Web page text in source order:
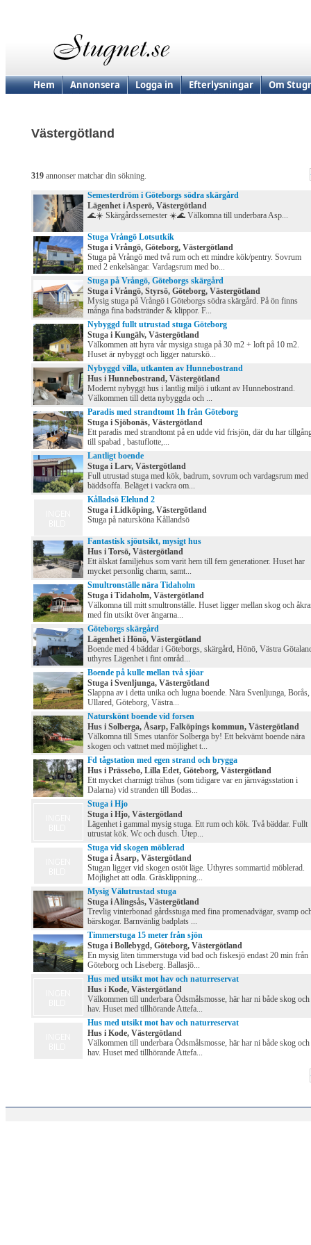
Hem Annonsera Logga in Efterlysningar Om
Västergötland
319 annonser matchar din sökning.
Semesterdröm i Göteborgs södra skärgård
Lägenhet i Asperö, Västergötland
🌊☀️ Skärgårdssemester ☀️🌊 Välkomna till underbara Asp...
Stuga Vrångö Lotsutkik
Stuga i Vrångö, Göteborg, Västergötland
Stuga på Vrångö med två rum och ett mindre kök/pentry. Sovrum
med 2 enkelsängar. Vardagsrum med bo...
Stuga på Vrångö, Göteborgs skärgård
Stuga i Vrångö, Styrsö, Göteborg, Västergötland
Mysig stuga på Vrångö i Göteborgs södra skärgård. På ön finns
många fina badstränder & klippor. F...
Nybyggd fullt utrustad stuga Göteborg
Stuga i Kungälv, Västergötland
Välkommen att hyra vår mysiga stuga på 30 m2 + loft på 10 m2.
Huset är nybyggt och ligger naturskö...
Nybyggd villa, utkanten av Hunnebostrand
Hus i Hunnebostrand, Västergötland
Modernt nybyggt hus i lantlig miljö i utkant av Hunnebostrand.
Välkommen till detta nybyggda och ...
Paradis med strandtomt 1h från Göteborg
Stuga i Sjöbonäs, Västergötland
Ett paradis med strandtomt på en udde vid frisjön, där du har
till spabad , bastuflotte,...
Lantligt boende
Stuga i Larv, Västergötland
Full utrustad stuga med kök, badrum, sovrum och vardagsrum med
bäddsoffa. Beläget i vackra om...
Kålladsö Elelund 2
Stuga i Lidköping, Västergötland
Stuga på natursköna Kållandsö
Fantastisk sjöutsikt, mysigt hus
Hus i Torsö, Västergötland
Ett älskat familjehus som varit hem till fem generationer. Huset har
mycket personlig charm, samt...
Smultronställe nära Tidaholm
Stuga i Tidaholm, Västergötland
Välkomna till mitt smultronställe. Huset ligger mellan skog och
med fin utsikt över ängarna...
Göteborgs skärgård
Lägenhet i Hönö, Västergötland
Boende med 4 bäddar i Göteborgs, skärgård, Hönö, Västra
uthyres Lägenhet i fint områd...
Boende på kulle mellan två sjöar
Stuga i Svenljunga, Västergötland
Slappna av i detta unika och lugna boende. Nära Svenljunga, Borås,
Ullared, Göteborg, Västra...
Naturskönt boende vid forsen
Hus i Solberga, Åsarp, Falköpings kommun, Västergötland
Välkomna till Smes utanför Solberga by! Ett bekvämt boende nära
skogen och vattnet med möjlighet t...
Fd tågstation med egen strand och brygga
Hus i Prässebo, Lilla Edet, Göteborg, Västergötland
Ett mycket charmigt trähus (som tidigare var en järnvägsstation i
Dalarna) vid stranden till Bodas...
Stuga i Hjo
Stuga i Hjo, Västergötland
Lägenhet i gammal mysig stuga. Ett rum och kök. Två bäddar. Fullt
utrustat kök. Wc och dusch. Utep...
Stuga vid skogen möblerad
Stuga i Åsarp, Västergötland
Stugan ligger vid skogen ostöt läge. Uthyres sommartid möblerad.
Möjlighet att odla. Gräsklippning...
Mysig Välutrustad stuga
Stuga i Alingsås, Västergötland
Trevlig vinterbonad gårdsstuga med fina promenadvägar, svamp
bärskogar. Barnvänlig badplats ...
Timmerstuga 15 meter från sjön
Stuga i Bollebygd, Göteborg, Västergötland
En mysig liten timmerstuga vid bad och fiskesjö endast 20 min från
Göteborg och Liseberg. Ballasjö...
Hus med utsikt mot hav och naturreservat
Hus i Kode, Västergötland
Välkommen till underbara Ödsmålsmosse, här har ni både skog och
hav. Huset med tillhörande Attefa...
Hus med utsikt mot hav och naturreservat
Hus i Kode, Västergötland
Välkommen till underbara Ödsmålsmosse, här har ni både skog och
hav. Huset med tillhörande Attefa...